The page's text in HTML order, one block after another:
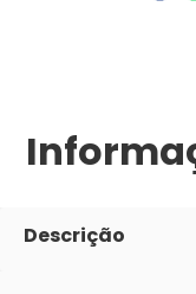
Descrição